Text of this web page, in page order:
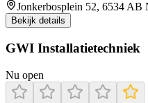
Jonkerbosplein 52, 6534 AB
Bekijk details
GWI Installatietechniek
Nu open